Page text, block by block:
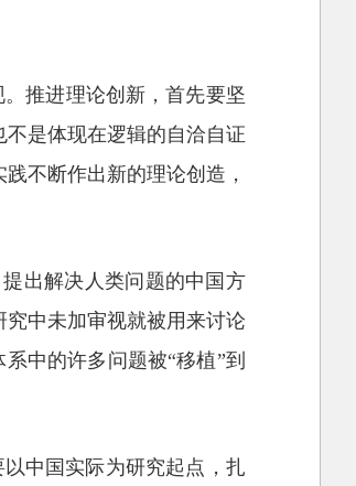
推进理论创新，首先要坚
是体现在逻辑的自洽自证
不断作出新的理论创造，
出解决人类问题的中国方
中未加审视就被用来讨论
中的许多问题被“移植”到
中国实际为研究起点，扎